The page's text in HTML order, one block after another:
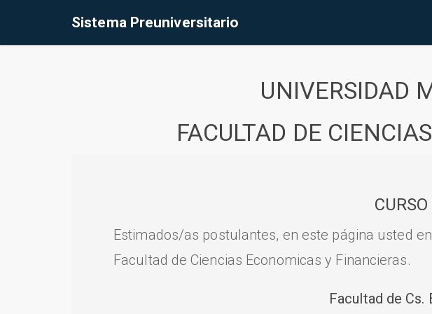
Sistema Preuniversitario
UNIVERSIDAD
FACULTAD DE
Estimados/as postulantes, en este página usted
Facultad de Ciencias Economicas y Financieras.
Facultad de Cs.